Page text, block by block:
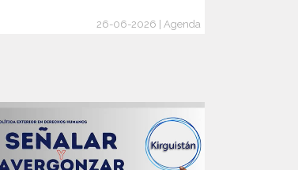
26-06-2026 | Agenda